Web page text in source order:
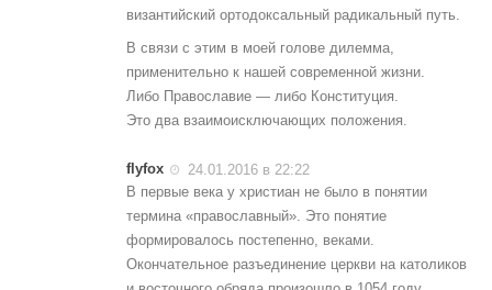
византийский ортодоксальный радикальный путь.
В связи с этим в моей голове дилемма,
применительно к нашей современной жизни.
Либо Православие — либо Конституция.
Это два взаимоисключающих положения.
flyfox
24.01.2016 в 22:22
В первые века у христиан не было в понятии
термина «православный». Это понятие
формировалось постепенно, веками.
Окончательное разъединение церкви на католиков